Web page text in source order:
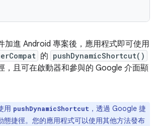
加進 Android 專案後，應用程式即可使用
的 pushDynamicShortcut()
，且可在啟動器和參與的 Google 介面顯
用 pushDynamicShortcut ，透過 Google 捷
態捷徑。您的應用程式可以使用其他方法發布